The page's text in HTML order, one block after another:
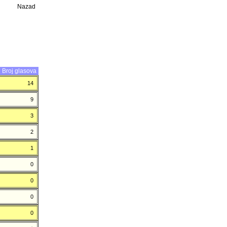
Nazad
Broj glasova
14
9
3
2
1
0
0
0
0